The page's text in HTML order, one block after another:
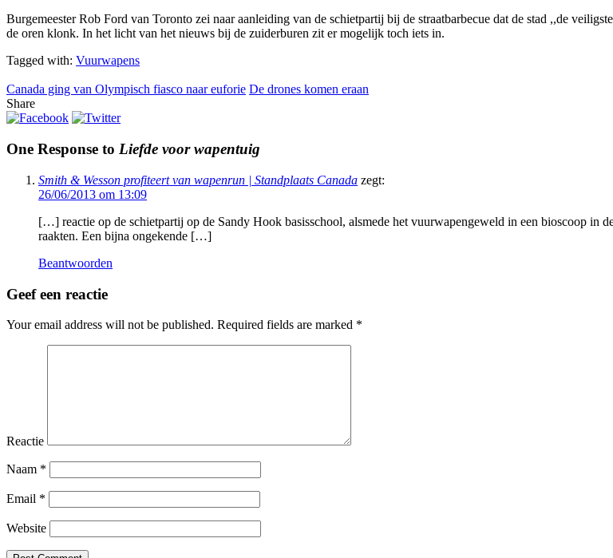
Burgemeester Rob Ford van Toronto zei naar aanleiding van de schietpartij bij de straatbarbecue dat de stad ,,de
de oren klonk. In het licht van het nieuws bij de zuiderburen zit er mogelijk toch iets in.
Tagged with: Vuurwapens
Canada ging van Olympisch fiasco naar euforie De drones komen eraan
Share
One Response to Liefde voor wapentuig
Smith & Wesson profiteert van wapenrun | Standplaats Canada zegt:
26/06/2013 om 13:09
[…] reactie op de schietpartij op de Sandy Hook basisschool, alsmede het vuurwapengeweld in een bioscoop in
raakten. Een bijna ongekende […]
Beantwoorden
Geef een reactie
Your email address will not be published. Required fields are marked *
Reactie
Naam *
Email *
Website